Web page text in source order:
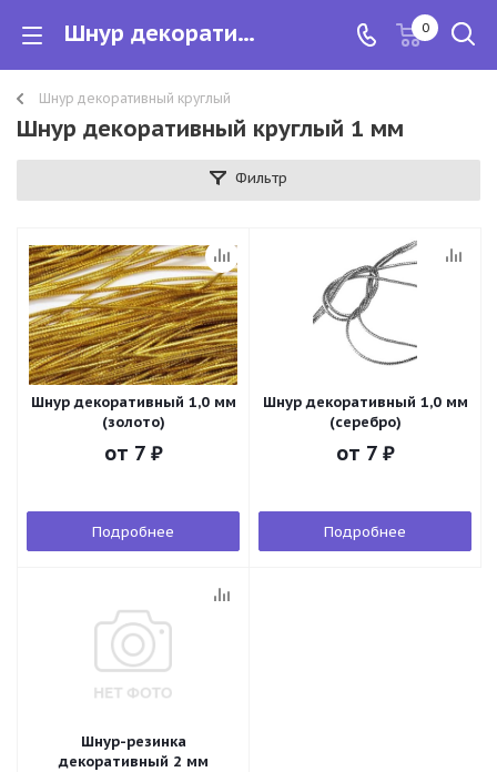
Шнур декоративный круглый 1 мм 0
Шнур декоративный круглый
Шнур декоративный круглый 1 мм
Фильтр
Шнур декоративный 1,0 мм
(золото)
от 7 ₽
Подробнее
Шнур декоративный 1,0 мм
(серебро)
от 7 ₽
Подробнее
Шнур-резинка
декоративный 2 мм